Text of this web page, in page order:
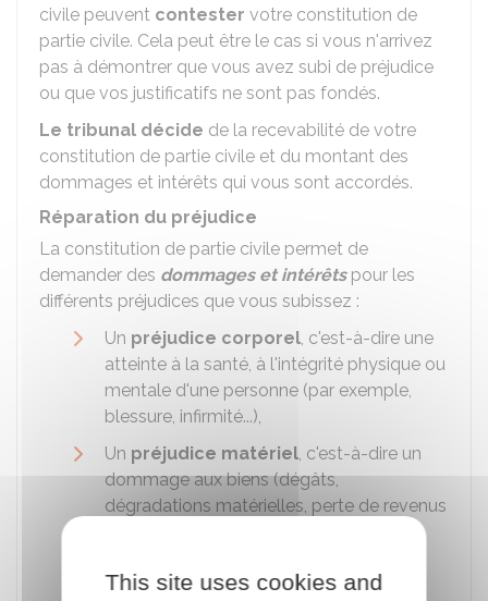
civile peuvent contester votre constitution de
partie civile. Cela peut être le cas si vous n'arrivez
pas à démontrer que vous avez subi de préjudice
ou que vos justificatifs ne sont pas fondés.
Le tribunal décide de la recevabilité de votre
constitution de partie civile et du montant des
dommages et intérêts qui vous sont accordés.
Réparation du préjudice
La constitution de partie civile permet de
demander des dommages et intérêtspour les
différents préjudices que vous subissez :
Un préjudice corporel, c'est-à-dire une
atteinte à la santé, à l'intégrité physique ou
mentale d'une personne (par exemple,
blessure, infirmité...),
Un préjudice matériel, c'est-à-dire un
dommage aux biens (dégâts,
dégradations matérielles, perte de revenus
Un préjudice moral
, c'est-à-dire un
dommage d'ordre psychologique (la
This site uses cookies and